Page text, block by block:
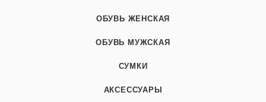
ОБУВЬ ЖЕНСКАЯ
ОБУВЬ МУЖСКАЯ
СУМКИ
АКСЕССУАРЫ